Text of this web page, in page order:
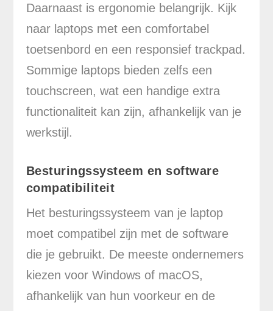
Daarnaast is ergonomie belangrijk. Kijk
naar laptops met een comfortabel
toetsenbord en een responsief trackpad.
Sommige laptops bieden zelfs een
touchscreen, wat een handige extra
functionaliteit kan zijn, afhankelijk van je
werkstijl.
Besturingssysteem en software
compatibiliteit
Het besturingssysteem van je laptop
moet compatibel zijn met de software
die je gebruikt. De meeste ondernemers
kiezen voor Windows of macOS,
afhankelijk van hun voorkeur en de